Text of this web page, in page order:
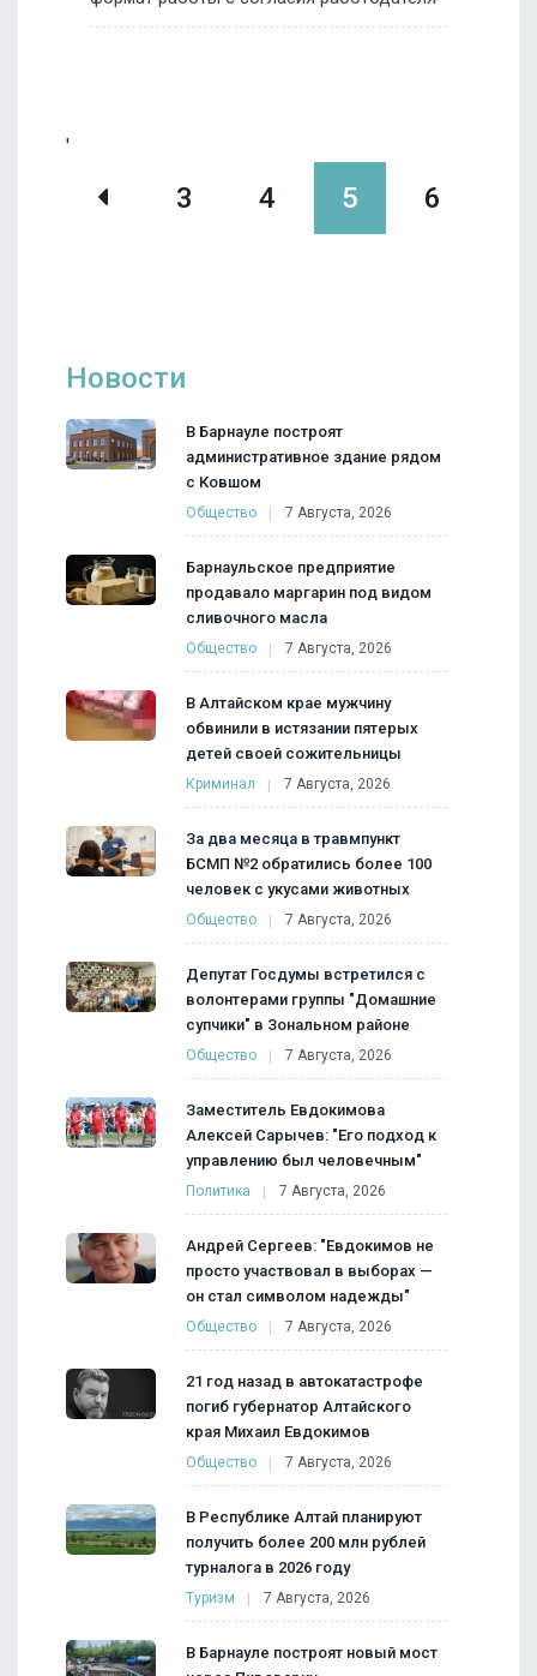
'
3 4 5 6
Новости
В Барнауле построят
административное здание рядом
с Ковшом
Общество 7 Августа, 2026
Барнаульское предприятие
продавало маргарин под видом
сливочного масла
Общество 7 Августа, 2026
В Алтайском крае мужчину
обвинили в истязании пятерых
детей своей сожительницы
Криминал 7 Августа, 2026
За два месяца в травмпункт
БСМП №2 обратились более 100
человек с укусами животных
Общество 7 Августа, 2026
Депутат Госдумы встретился с
волонтерами группы "Домашние
супчики" в Зональном районе
Общество 7 Августа, 2026
Заместитель Евдокимова
Алексей Сарычев: "Его подход к
управлению был человечным"
Политика 7 Августа, 2026
Андрей Сергеев: "Евдокимов не
просто участвовал в выборах —
он стал символом надежды"
Общество 7 Августа, 2026
21 год назад в автокатастрофе
погиб губернатор Алтайского
края Михаил Евдокимов
Общество 7 Августа, 2026
В Республике Алтай планируют
получить более 200 млн рублей
турналога в 2026 году
Туризм 7 Августа, 2026
В Барнауле построят новый мост